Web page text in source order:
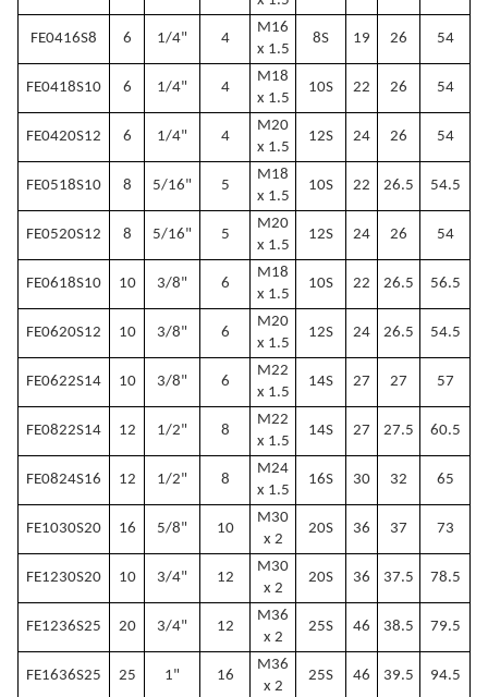
FE0416S8 6 1/4" 4
M16
x 1.5
8S 19 26 54
FE0418S10 6 1/4" 4
M18
x 1.5
10S 22 26 54
FE0420S12 6 1/4" 4
M20
x 1.5
12S 24 26 54
FE0518S10 8 5/16" 5
M18
x 1.5
10S 22 26.5 54.5
FE0520S12 8 5/16" 5
M20
x 1.5
12S 24 26 54
FE0618S10 10 3/8" 6
M18
x 1.5
10S 22 26.5 56.5
FE0620S12 10 3/8" 6
M20
x 1.5
12S 24 26.5 54.5
FE0622S14 10 3/8" 6
M22
x 1.5
14S 27 27 57
FE0822S14 12 1/2" 8
M22
x 1.5
14S 27 27.5 60.5
FE0824S16 12 1/2" 8
M24
x 1.5
16S 30 32 65
FE1030S20 16 5/8" 10
M30
x 2
20S 36 37 73
FE1230S20 10 3/4" 12
M30
x 2
20S 36 37.5 78.5
FE1236S25 20 3/4" 12
M36
x 2
25S 46 38.5 79.5
FE1636S25 25 1" 16
M36
x 2
25S 46 39.5 94.5